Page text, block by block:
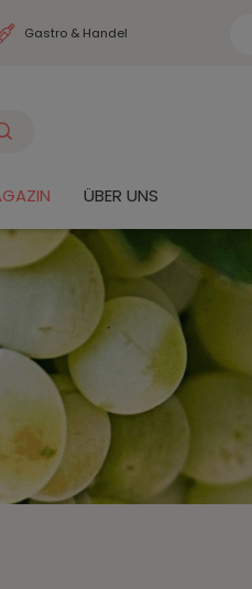
Gastro & Handel
ÜBER UNS